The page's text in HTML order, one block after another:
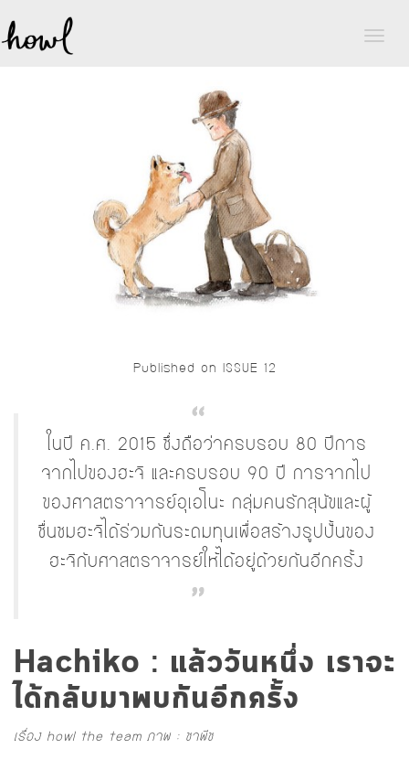
Published on ISSUE 12
ในปี ค.ศ. 2015 ซึ่งถือว่าครบรอบ 80 ปีการ
จากไปของฮะจิ และครบรอบ 90 ปี การจากไป
ของศาสตราจารย์อุเอโนะ กลุ่มคนรักสุนัขและผู้
ชื่นชมฮะจิได้ร่วมกันระดมทุนเพื่อสร้างรูปปั้นของ
ฮะจิกับศาสตราจารย์ให้ได้อยู่ด้วยกันอีกครั้ง
Hachiko : แล้ววันหนึ่ง เราจะ
ได้กลับมาพบกันอีกครั้ง
เรื่อง howl the team ภาพ : ชาพีช